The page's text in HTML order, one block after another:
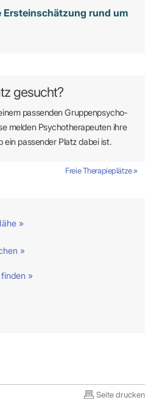
Ersteinschätzung rund um
gesucht?
passenden Gruppen­psycho­
melden Psycho­­thera­­peuten ihre
ein passender Platz dabei ist.
Freie Therapieplätze »
»
»
»
Seite drucken